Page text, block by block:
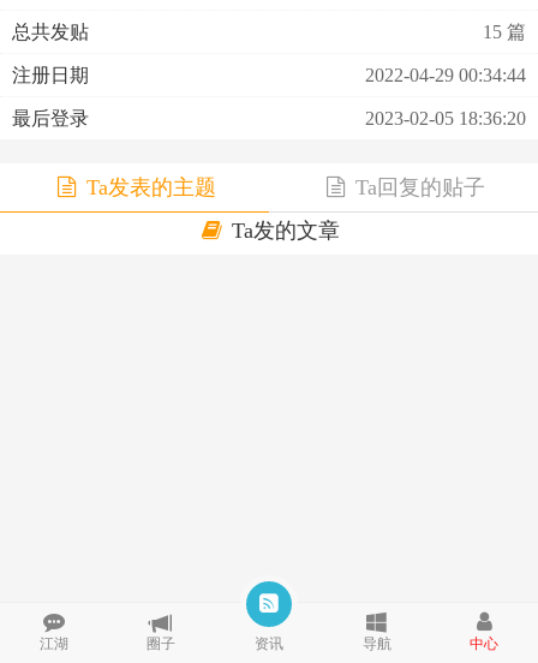
总共发贴 15 篇
注册日期 2022-04-29 00:34:44
最后登录 2023-02-05 18:36:20
Ta发表的主题
Ta回复的贴子
Ta发的文章
江湖 圈子 资讯 导航 中心